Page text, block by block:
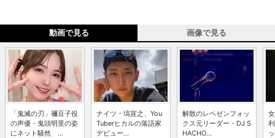
動画で見る 画像で見る
「鬼滅の刃」禰豆子役
の声優・鬼頭明里の姿
にネット騒然 ...
ナイツ・塙宣之、You
Tuberヒカルの落語家
デビュー...
解散のレペゼンフォッ
クス元リーダー・DJ S
HACHO...